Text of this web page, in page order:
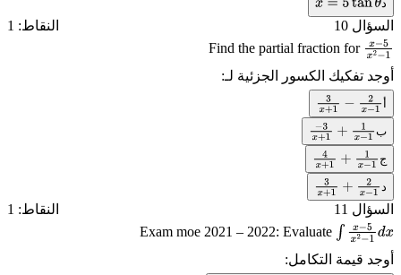
x =5 tanθ
السؤال 10
النقاط: 1
Find the partial fraction forx−5
2−1أوجد تفكيك الكسور الجزئية لـ:
3x+ 1−2 x−1
ب
−3x +1+1x−1
ج
4x+ 1+1 x−1
3x+ 1+2 x−1
السؤال 11
النقاط: 1
Exam moe 2021 – 2022: Evaluate
x−5x 2−1
dxأوجد قيمة التكامل: